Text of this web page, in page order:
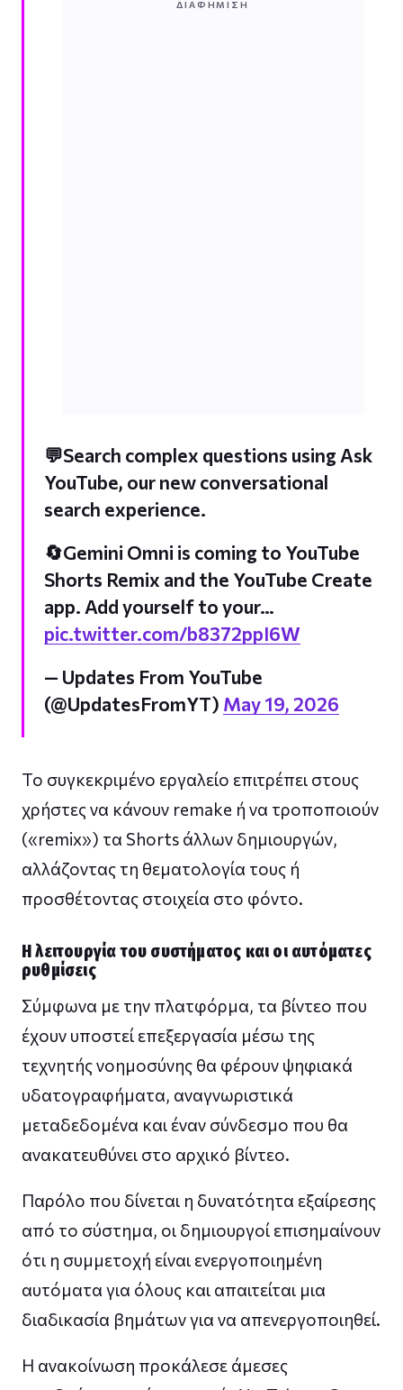
ΔΙΑΦΉΜΙΣΗ
💬Search complex questions using Ask
YouTube, our new conversational
search experience.
🔄Gemini Omni is coming to YouTube
Shorts Remix and the YouTube Create
app. Add yourself to your…
pic.twitter.com/b8372ppI6W
— Updates From YouTube
(@UpdatesFromYT) May 19, 2026
Το συγκεκριμένο εργαλείο επιτρέπει στους
χρήστες να κάνουν remake ή να τροποποιούν
(«remix») τα Shorts άλλων δημιουργών,
αλλάζοντας τη θεματολογία τους ή
προσθέτοντας στοιχεία στο φόντο.
Η λειτουργία του συστήματος και οι αυτόματες
ρυθμίσεις
Σύμφωνα με την πλατφόρμα, τα βίντεο που
έχουν υποστεί επεξεργασία μέσω της
τεχνητής νοημοσύνης θα φέρουν ψηφιακά
υδατογραφήματα, αναγνωριστικά
μεταδεδομένα και έναν σύνδεσμο που θα
ανακατευθύνει στο αρχικό βίντεο.
Παρόλο που δίνεται η δυνατότητα εξαίρεσης
από το σύστημα, οι δημιουργοί επισημαίνουν
ότι η συμμετοχή είναι ενεργοποιημένη
αυτόματα για όλους και απαιτείται μια
διαδικασία βημάτων για να απενεργοποιηθεί.
Η ανακοίνωση προκάλεσε άμεσες